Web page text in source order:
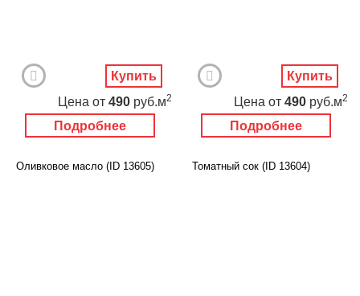
Подробнее
Цена от 490 руб.м2
Купить
Подробнее
Цена от 490 руб.м2
Купить
Оливковое масло (ID 13605) Томатный сок (ID 13604)